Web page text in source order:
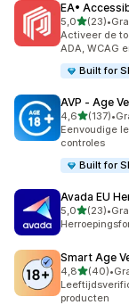
EA•
5,0van 5
(23)
23 recensies
•
Activeer de
ADA, WCAG
Built for
AVP ‑ Age
4,6van 5
(137)
137 •
Eenvoudige
controles
Built for
Avada EU
5,0van 5
(23)
23 recensies
•
Smart Age
4,8van 5
(40)
40 recensies
•
producten